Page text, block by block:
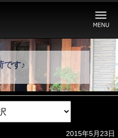
です♪
2015年5月23日